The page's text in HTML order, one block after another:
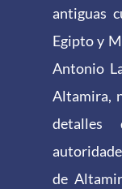
antiguas
Egipto y
Antonio
Altamira,
de